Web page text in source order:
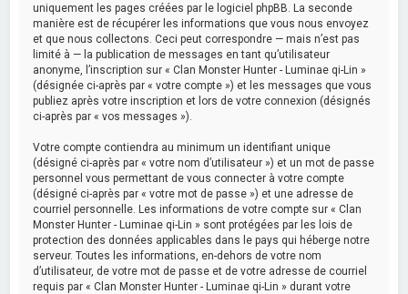
uniquement les pages créées par le logiciel phpBB. La seconde
manière est de récupérer les informations que vous nous envoyez
et que nous collectons. Ceci peut correspondre — mais n’est pas
limité à — la publication de messages en tant qu’utilisateur
anonyme, l’inscription sur « Clan Monster Hunter - Luminae qi-Lin »
(désignée ci-après par « votre compte ») et les messages que vous
publiez après votre inscription et lors de votre connexion (désignés
ci-après par « vos messages »).
Votre compte contiendra au minimum un identifiant unique
(désigné ci-après par « votre nom d’utilisateur ») et un mot de passe
personnel vous permettant de vous connecter à votre compte
(désigné ci-après par « votre mot de passe ») et une adresse de
courriel personnelle. Les informations de votre compte sur « Clan
Monster Hunter - Luminae qi-Lin » sont protégées par les lois de
protection des données applicables dans le pays qui héberge notre
serveur. Toutes les informations, en-dehors de votre nom
d’utilisateur, de votre mot de passe et de votre adresse de courriel
requis par « Clan Monster Hunter - Luminae qi-Lin » durant votre